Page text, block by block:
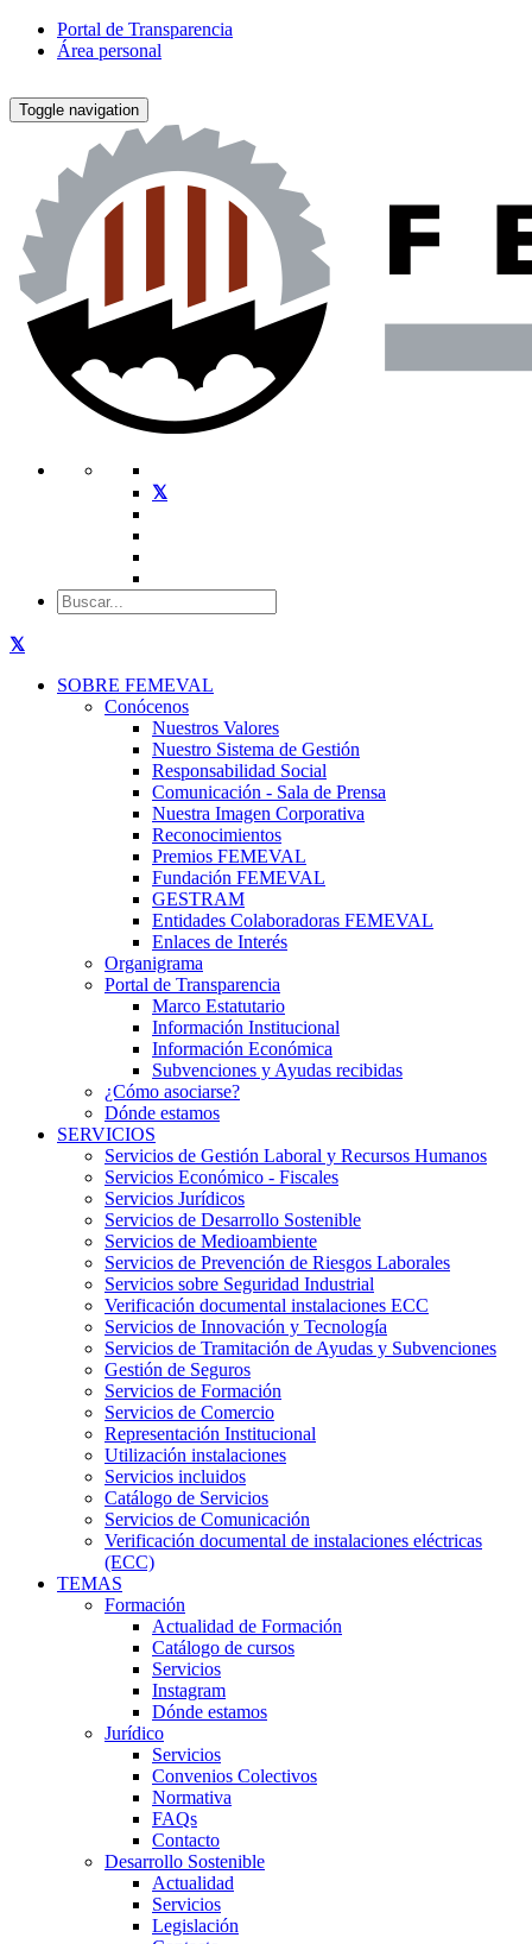
Portal de Transparencia
Área personal
Toggle navigation
SOBRE FEMEVAL
Conócenos
Nuestros Valores
Nuestro Sistema de Gestión
Responsabilidad Social
Comunicación - Sala de Prensa
Nuestra Imagen Corporativa
Reconocimientos
Premios FEMEVAL
Fundación FEMEVAL
GESTRAM
Entidades Colaboradoras FEMEVAL
Enlaces de Interés
Organigrama
Portal de Transparencia
Marco Estatutario
Información Institucional
Información Económica
Subvenciones y Ayudas recibidas
¿Cómo asociarse?
Dónde estamos
SERVICIOS
Servicios de Gestión Laboral y Recursos Humanos
Servicios Económico - Fiscales
Servicios Jurídicos
Servicios de Desarrollo Sostenible
Servicios de Medioambiente
Servicios de Prevención de Riesgos Laborales
Servicios sobre Seguridad Industrial
Verificación documental instalaciones ECC
Servicios de Innovación y Tecnología
Servicios de Tramitación de Ayudas y Subvenciones
Gestión de Seguros
Servicios de Formación
Servicios de Comercio
Representación Institucional
Utilización instalaciones
Servicios incluidos
Catálogo de Servicios
Servicios de Comunicación
Verificación documental de instalaciones eléctricas
(ECC)
TEMAS
Formación
Actualidad de Formación
Catálogo de cursos
Servicios
Instagram
Dónde estamos
Jurídico
Servicios
Convenios Colectivos
Normativa
FAQs
Contacto
Desarrollo Sostenible
Actualidad
Servicios
Legislación